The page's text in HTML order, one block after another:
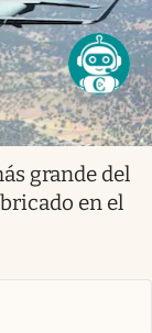
grande del
en el